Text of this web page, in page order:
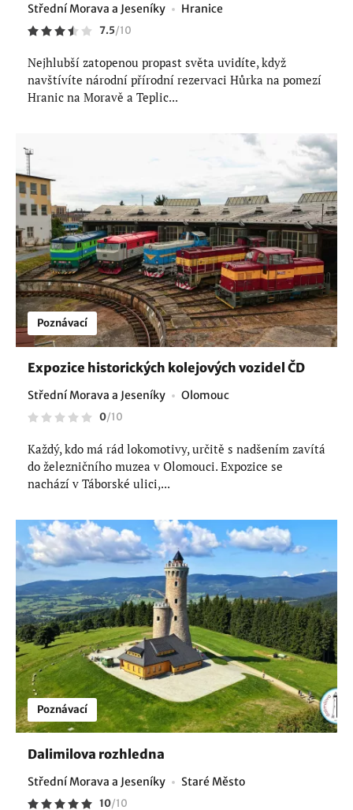
Střední Morava a Jeseníky Hranice
7.5/10
Nejhlubší zatopenou propast světa uvidíte, když
navštívíte národní přírodní rezervaci Hůrka na pomezí
Hranic na Moravě a Teplic...
Poznávací
Expozice historických kolejových vozidel ČD
Střední Morava a Jeseníky Olomouc
0/10
Každý, kdo má rád lokomotivy, určitě s nadšením zavítá
do železničního muzea v Olomouci. Expozice se
nachází v Táborské ulici,...
Poznávací
Dalimilova rozhledna
Střední Morava a Jeseníky Staré Město
10/10